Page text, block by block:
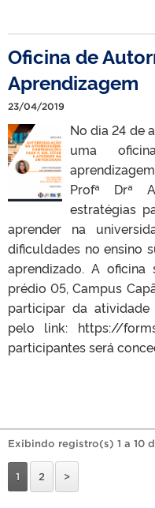
Oficina de
Aprendizagem
23/04/2019
No dia 24 de
uma
Profª Drª
estratégias
aprender na
dificuldades no ensino
aprendizado. A
prédio 05, Campus
participar da
pelo link: https://
participantes será
Exibindo registro(s) 1 a 10
1 2 >